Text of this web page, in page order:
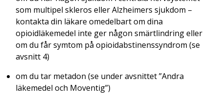
som multipel skleros eller Alzheimers sjukdom –
kontakta din läkare omedelbart om dina
opioidläkemedel inte ger någon smärtlindring eller
om du får symtom på opioidabstinenssyndrom (se
avsnitt 4)
om du tar metadon (se under avsnittet ”Andra
läkemedel och Moventig”)